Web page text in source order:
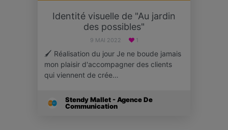
Identité visuelle de "Au jardin
des possibles"
9 MAI 2022 1
🖌 Réalisation du jour Je ne boude jamais
mon plaisir d'accompagner des clients
qui viennent de crée…
Stendy Mallet - Agence De
Communication